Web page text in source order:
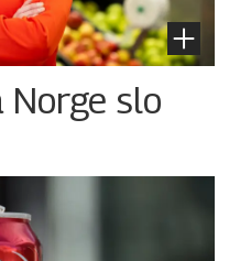
Norge slo